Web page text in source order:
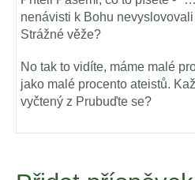
nenávisti k Bohu
Strážné věže?
No tak to vidíte, máme malé
jako malé procento ateistů.
vyčtený z Prubuďte se?